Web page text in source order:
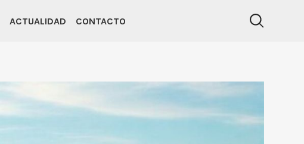
ACTUALIDAD CONTACTO